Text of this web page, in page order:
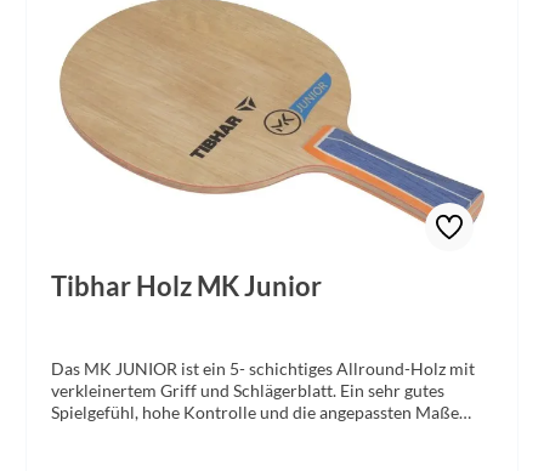
Tibhar Holz MK Junior
Das MK JUNIOR ist ein 5- schichtiges Allround-Holz mit
verkleinertem Griff und Schlägerblatt. Ein sehr gutes
Spielgefühl, hohe Kontrolle und die angepassten Maße